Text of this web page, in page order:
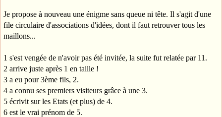
Je propose à nouveau une énigme sans queue ni tête. Il s'agit d'une
file circulaire d'associations d'idées, dont il faut retrouver tous les
maillons...
1 s'est vengée de n'avoir pas été invitée, la suite fut relatée par 11.
2 arrive juste après 1 en taille !
3 a eu pour 3ème fils, 2.
4 a connu ses premiers visiteurs grâce à une 3.
5 écrivit sur les Etats (et plus) de 4.
6 est le vrai prénom de 5.